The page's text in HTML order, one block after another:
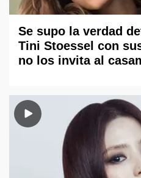
Se supo la verdad
Tini Stoessel con
no los invita al